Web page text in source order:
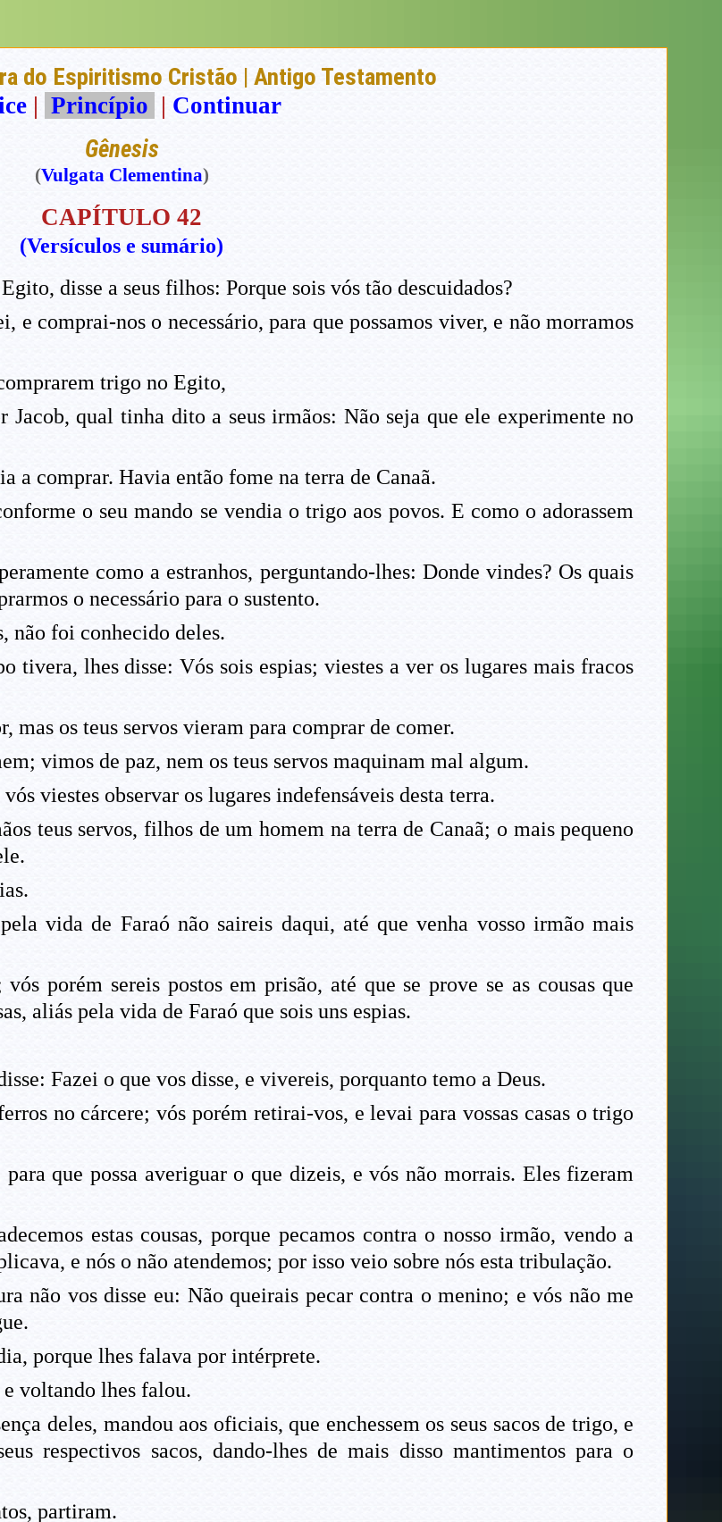
do Espiritismo Cristão | Antigo Testamento
| Princípio | Continuar
Gênesis
(Vulgata Clementina)
CAPÍTULO 42
(Versículos e sumário)
disse a seus filhos: Porque sois vós tão descuidados?
e comprai-nos o necessário, para que possamos viver, e não morramos
trigo no Egito,
qual tinha dito a seus irmãos: Não seja que ele experimente no
a comprar. Havia então fome na terra de Canaã.
o seu mando se vendia o trigo aos povos. E como o adorassem
como a estranhos, perguntando-lhes: Donde vindes? Os quais
o necessário para o sustento.
não foi conhecido deles.
tivera, lhes disse: Vós sois espias; viestes a ver os lugares mais fracos
mas os teus servos vieram para comprar de comer.
vimos de paz, nem os teus servos maquinam mal algum.
viestes observar os lugares indefensáveis desta terra.
teus servos, filhos de um homem na terra de Canaã; o mais pequeno
vida de Faraó não saireis daqui, até que venha vosso irmão mais
porém sereis postos em prisão, até que se prove se as cousas que
aliás pela vida de Faraó que sois uns espias.
Fazei o que vos disse, e vivereis, porquanto temo a Deus.
no cárcere; vós porém retirai-vos, e levai para vossas casas o trigo
que possa averiguar o que dizeis, e vós não morrais. Eles fizeram
estas cousas, porque pecamos contra o nosso irmão, vendo a
e nós o não atendemos; por isso veio sobre nós esta tribulação.
não vos disse eu: Não queirais pecar contra o menino; e vós não me
porque lhes falava por intérprete.
voltando lhes falou.
deles, mandou aos oficiais, que enchessem os seus sacos de trigo, e
respectivos sacos, dando-lhes de mais disso mantimentos para o
partiram.